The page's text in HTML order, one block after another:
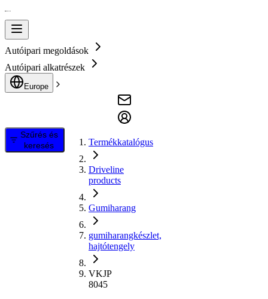
Autóipari megoldások
Autóipari alkatrészek
Europe
Szűrés és
keresés
Termékkatalógus
Driveline
products
Gumiharang
gumiharangkészlet,
hajtótengely
VKJP
8045